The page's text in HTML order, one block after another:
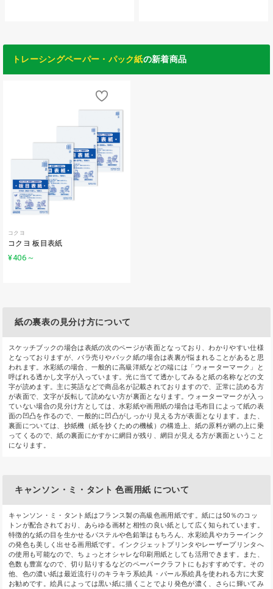
トレーシングペーパー・パック紙の新着商品
コクヨ
コクヨ 板目表紙
¥406 ～
紙の裏表の見分け方について
スケッチブックの場合は表紙の次のページが表面となっており、わかりやすい仕様
となっておりますが、バラ売りやパック紙の場合は表裏が悩まれることがあると思
われます。水彩紙の場合、一般的に高級洋紙などの端には「ウォーターマーク」と
呼ばれる透かし文字が入っています。光に当てて透かしてみると紙の名称などの文
字が読めます。主に英語などで商品名が記載されておりますので、正常に読める方
が表面で、文字が反転して読めない方が裏面となります。ウォーターマークが入っ
ていない場合の見分け方としては、水彩紙や画用紙の場合は毛布目によって紙の表
面の凹凸を作るので、一般的に凹凸がしっかり見える方が表面となります。また、
裏面については、抄紙機（紙を抄くための機械）の構造上、紙の原料が網の上に乗
ってくるので、紙の裏面にかすかに網目が残り、網目が見える方が裏面ということ
になります。
キャンソン・ミ・タント 色画用紙 について
キャンソン・ミ・タント紙はフランス製の高級色画用紙です。紙には50％のコッ
トンが配合されており、あらゆる画材と相性の良い紙として広く知られています。
特徴的な紙の目を生かせるパステルや色鉛筆はもちろん、水彩絵具やカラーインク
の発色も美しく出せる画用紙です。インクジェットプリンタやレーザープリンタへ
の使用も可能なので、ちょっとオシャレな印刷用紙としても活用できます。また、
色数も豊富なので、切り貼りするなどのペーパークラフトにもおすすめです。その
他、色の濃い紙は最近流行りのキラキラ系絵具・パール系絵具を使われる方に大変
お勧めです。絵具によっては黒い紙に描くことでより発色が濃く、さらに輝いてみ